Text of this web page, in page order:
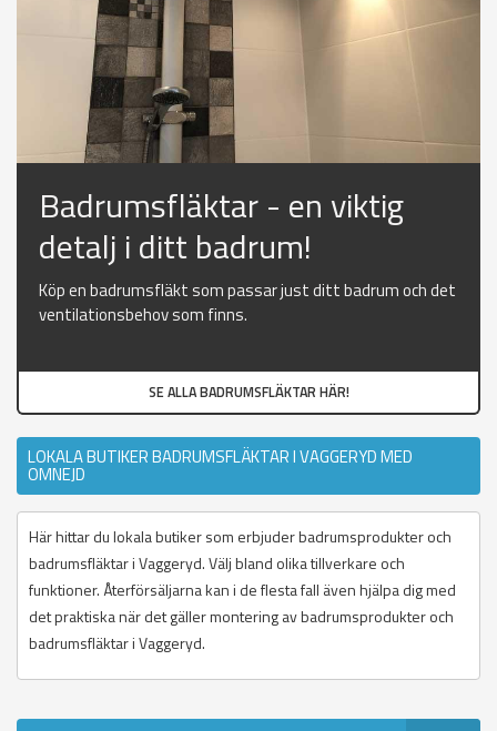
Badrumsfläktar - en viktig
detalj i ditt badrum!
Köp en badrumsfläkt som passar just ditt badrum och det
ventilationsbehov som finns.
SE ALLA BADRUMSFLÄKTAR HÄR!
LOKALA BUTIKER BADRUMSFLÄKTAR I VAGGERYD MED
OMNEJD
Här hittar du lokala butiker som erbjuder badrumsprodukter och
badrumsfläktar i Vaggeryd. Välj bland olika tillverkare och
funktioner. Återförsäljarna kan i de flesta fall även hjälpa dig med
det praktiska när det gäller montering av badrumsprodukter och
badrumsfläktar i Vaggeryd.